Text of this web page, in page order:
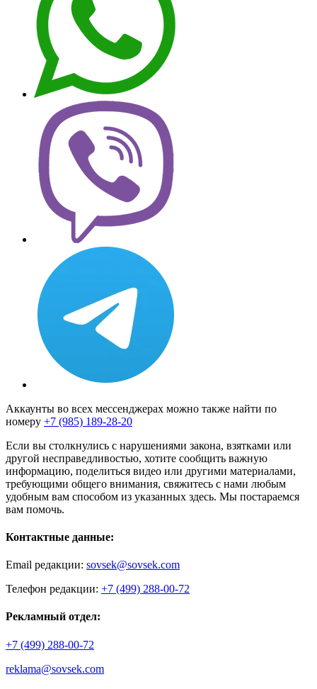
Аккаунты во всех мессенджерах можно также найти по
номеру +7 (985) 189-28-20
Если вы столкнулись с нарушениями закона, взятками или
другой несправедливостью, хотите сообщить важную
информацию, поделиться видео или другими материалами,
требующими общего внимания, свяжитесь с нами любым
удобным вам способом из указанных здесь. Мы постараемся
вам помочь.
Контактные данные:
Email редакции: sovsek@sovsek.com
Телефон редакции: +7 (499) 288-00-72
Рекламный отдел:
+7 (499) 288-00-72
reklama@sovsek.com